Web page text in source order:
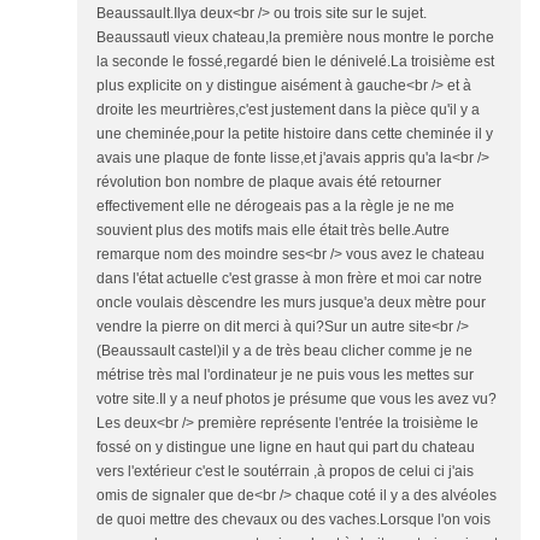
Beaussault.Ilya deux<br /> ou trois site sur le sujet.
Beaussautl vieux chateau,la première nous montre le porche
la seconde le fossé,regardé bien le dénivelé.La troisième est
plus explicite on y distingue aisément à gauche<br /> et à
droite les meurtrières,c'est justement dans la pièce qu'il y a
une cheminée,pour la petite histoire dans cette cheminée il y
avais une plaque de fonte lisse,et j'avais appris qu'a la<br />
révolution bon nombre de plaque avais été retourner
effectivement elle ne dérogeais pas a la règle je ne me
souvient plus des motifs mais elle était très belle.Autre
remarque nom des moindre ses<br /> vous avez le chateau
dans l'état actuelle c'est grasse à mon frère et moi car notre
oncle voulais dèscendre les murs jusque'a deux mètre pour
vendre la pierre on dit merci à qui?Sur un autre site<br />
(Beaussault castel)il y a de très beau clicher comme je ne
métrise très mal l'ordinateur je ne puis vous les mettes sur
votre site.Il y a neuf photos je présume que vous les avez vu?
Les deux<br /> première représente l'entrée la troisième le
fossé on y distingue une ligne en haut qui part du chateau
vers l'extérieur c'est le soutérrain ,à propos de celui ci j'ais
omis de signaler que de<br /> chaque coté il y a des alvéoles
de quoi mettre des chevaux ou des vaches.Lorsque l'on vois